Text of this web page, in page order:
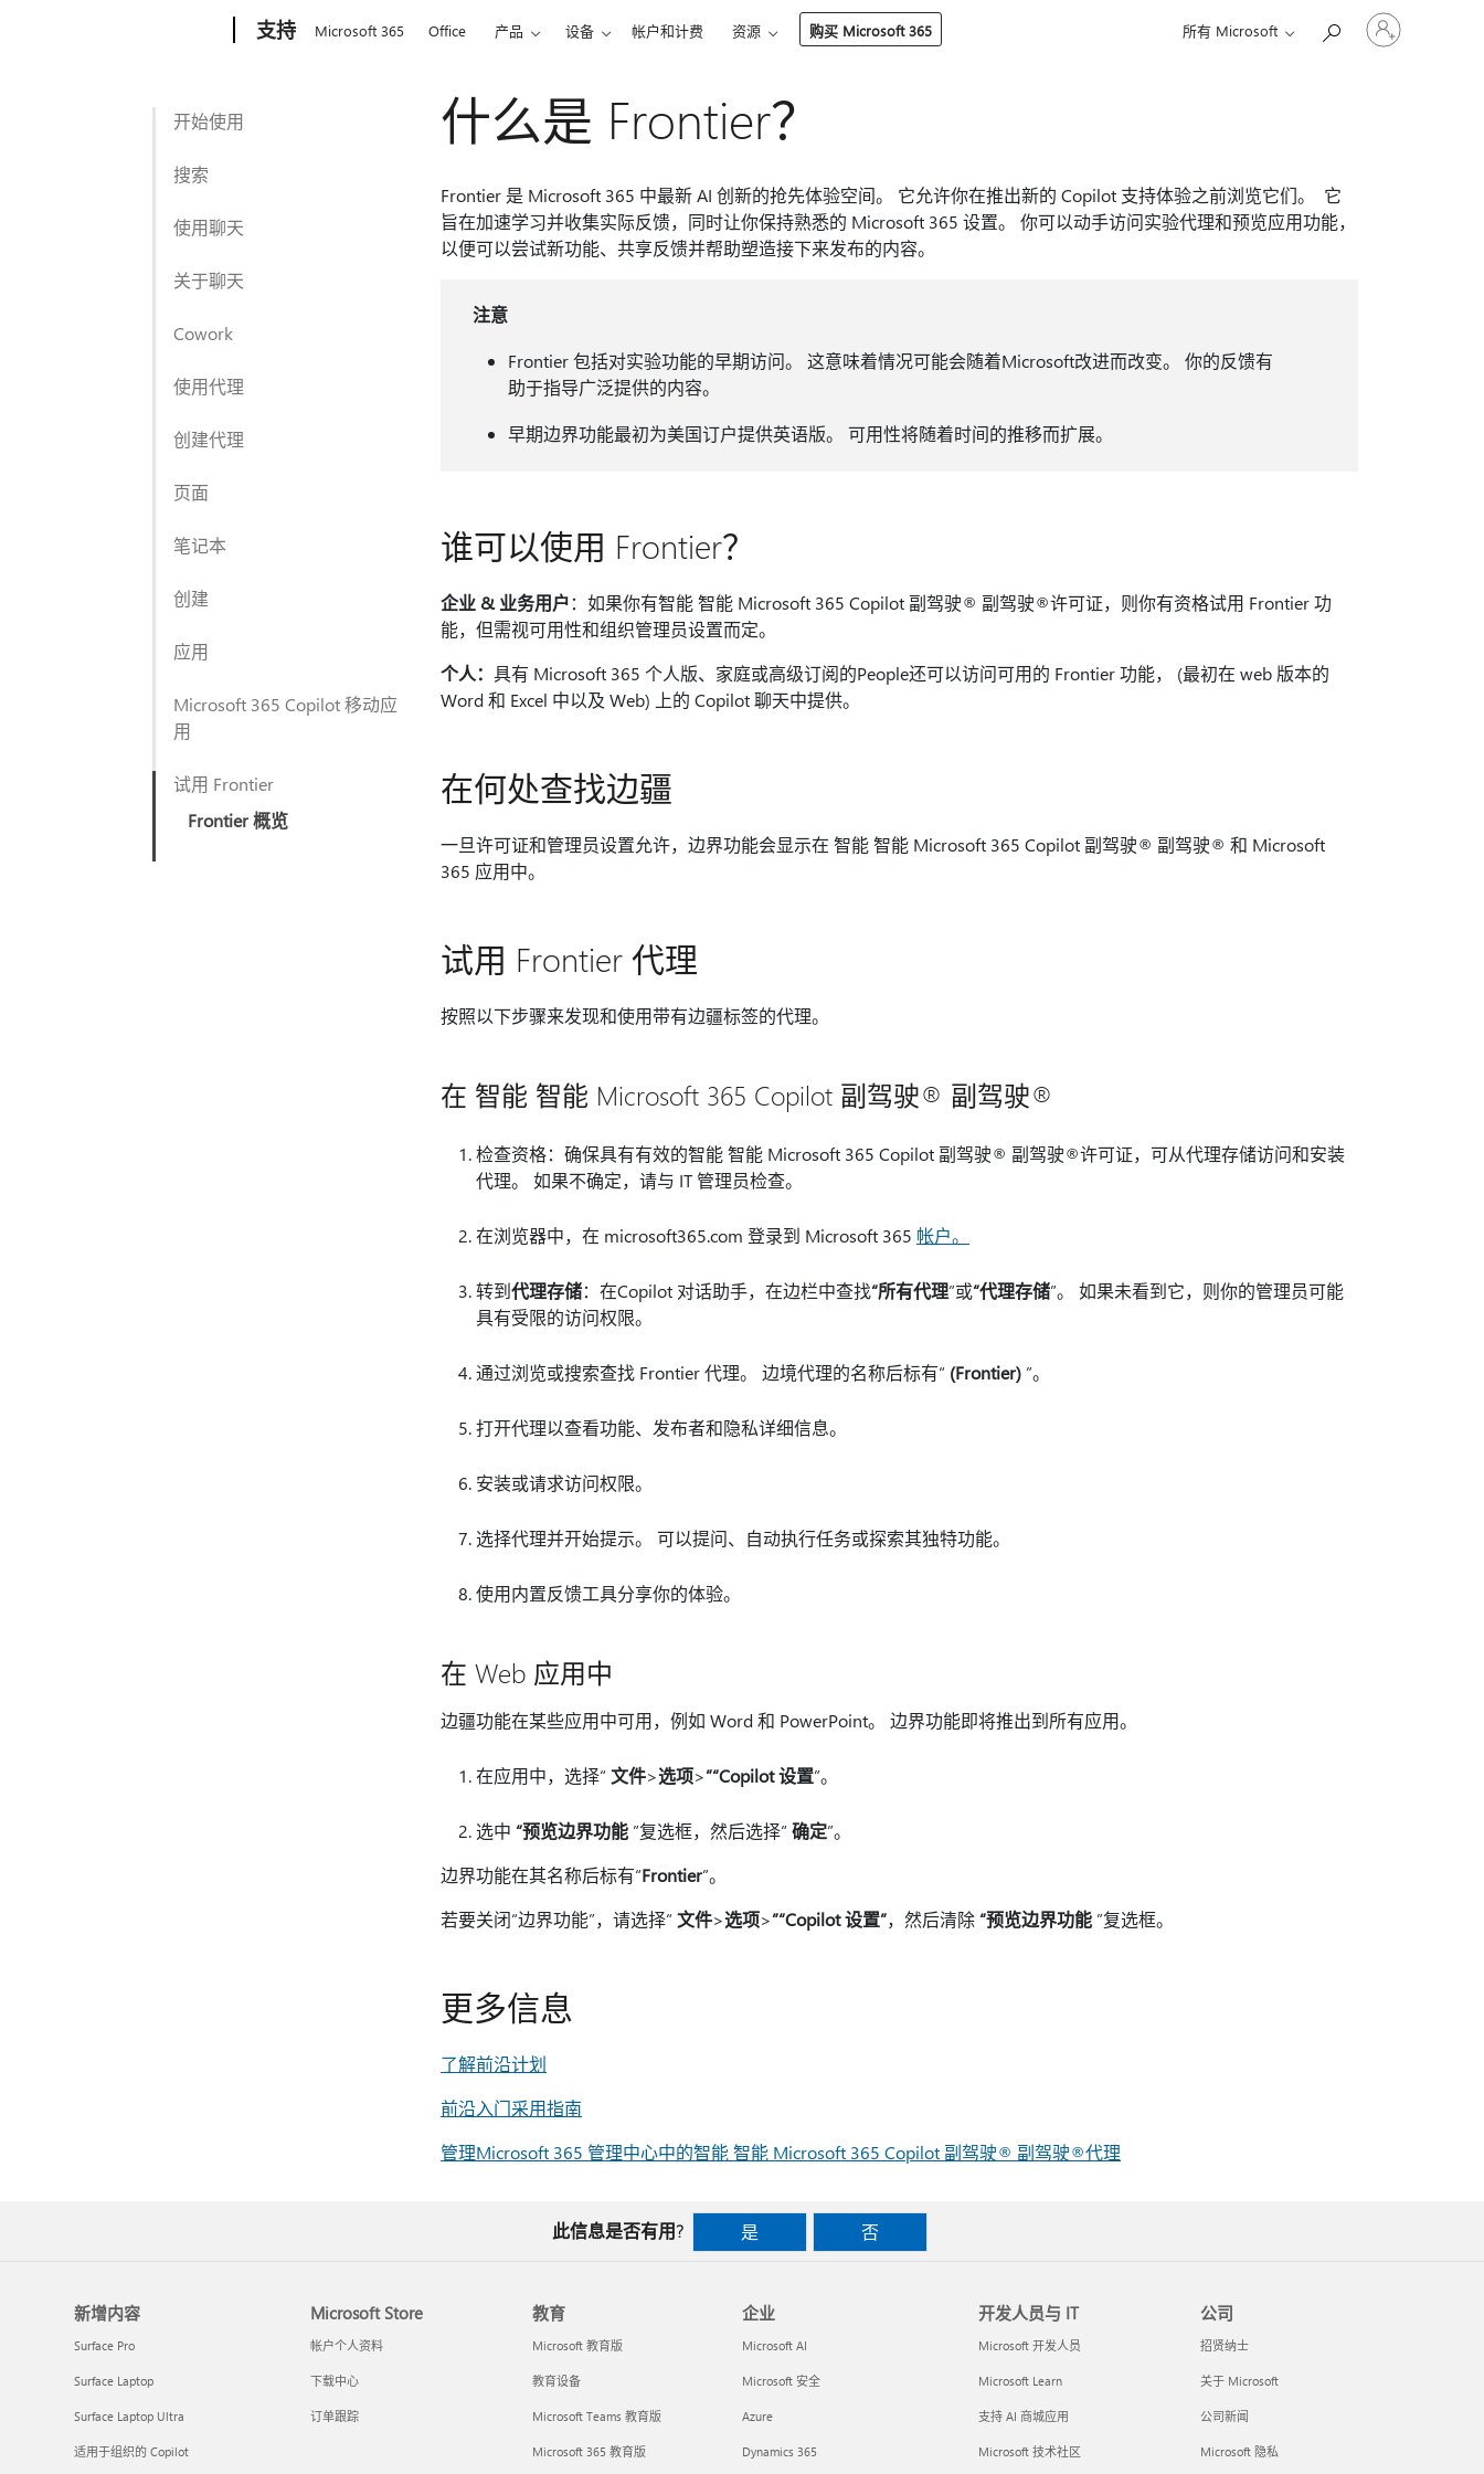
支持 Microsoft 365 Office 产品 设备 帐户和计费 资源 购买 Microsoft 365 所有 Microsoft
请
登
开始使用
搜索
使用聊天
关于聊天
Cowork
使用代理
创建代理
页面​​
笔记本
创建
应用
Microsoft 365 Copilot 移动应
用
试用 Frontier
Frontier 概览
什么是 Frontier？
Frontier 是 Microsoft 365 中最新 AI 创新的抢先体验空间。 它允许你在推出新的 Copilot 支持体验之前浏览它们。 它
旨在加速学习并收集实际反馈，同时让你保持熟悉的 Microsoft 365 设置。 你可以动手访问实验代理和预览应用功能，
以便可以尝试新功能、共享反馈并帮助塑造接下来发布的内容。
注意
Frontier 包括对实验功能的早期访问。 这意味着情况可能会随着Microsoft改进而改变。 你的反馈有
助于指导广泛提供的内容。
早期边界功能最初为美国订户提供英语版。 可用性将随着时间的推移而扩展。
谁可以使用 Frontier？
企业 & 业务用户：如果你有智能 智能 Microsoft 365 Copilot 副驾驶® 副驾驶®许可证，则你有资格试用 Frontier 功
能，但需视可用性和组织管理员设置而定。
个人： 具有 Microsoft 365 个人版、家庭或高级订阅的People还可以访问可用的 Frontier 功能， (最初在 web 版本的
Word 和 Excel 中以及 Web) 上的 Copilot 聊天中提供。
在何处查找边疆
一旦许可证和管理员设置允许，边界功能会显示在 智能 智能 Microsoft 365 Copilot 副驾驶® 副驾驶® 和 Microsoft
365 应用中。
试用 Frontier 代理
按照以下步骤来发现和使用带有边疆标签的代理。
在 智能 智能 Microsoft 365 Copilot 副驾驶® 副驾驶®
检查资格：确保具有有效的智能 智能 Microsoft 365 Copilot 副驾驶® 副驾驶®许可证，可从代理存储访问和安装
代理。 如果不确定，请与 IT 管理员检查。
在浏览器中，在 microsoft365.com 登录到 Microsoft 365 帐户。
转到代理存储：在Copilot 对话助手，在边栏中查找“所有代理”或“代理存储”。 如果未看到它，则你的管理员可能
具有受限的访问权限。
通过浏览或搜索查找 Frontier 代理。 边境代理的名称后标有“ (Frontier) ”。
打开代理以查看功能、发布者和隐私详细信息。
安装或请求访问权限。
选择代理并开始提示。 可以提问、自动执行任务或探索其独特功能。
使用内置反馈工具分享你的体验。
在 Web 应用中
边疆功能在某些应用中可用，例如 Word 和 PowerPoint。 边界功能即将推出到所有应用。
在应用中，选择“ 文件>选项>”“Copilot 设置”。
选中 “预览边界功能 ”复选框，然后选择“ 确定”。
边界功能在其名称后标有“Frontier”。
若要关闭“边界功能”，请选择“ 文件>选项>”“Copilot 设置”，然后清除“预览边界功能 ”复选框。
更多信息
了解前沿计划
前沿入门采用指南
管理Microsoft 365 管理中心中的智能 智能 Microsoft 365 Copilot 副驾驶® 副驾驶®代理
此信息是否有用? 是 否
新增内容
Surface Pro
Surface Laptop
Surface Laptop Ultra
适用于组织的 Copilot
Microsoft Store
帐户个人资料
下载中心
订单跟踪
教育
Microsoft 教育版
教育设备
Microsoft Teams 教育版
Microsoft 365 教育版
企业
Microsoft AI
Microsoft 安全
Azure
Dynamics 365
开发人员与 IT
Microsoft 开发人员
Microsoft Learn
支持 AI 商城应用
Microsoft 技术社区
公司
招贤纳士
关于 Microsoft
公司新闻
Microsoft 隐私